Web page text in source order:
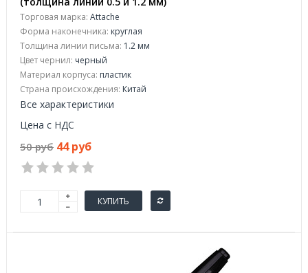
Торговая марка: Attache
Форма наконечника: круглая
Толщина линии письма: 1.2 мм
Цвет чернил: черный
Материал корпуса: пластик
Страна происхождения: Китай
Все характеристики
Цена с НДС
50 руб 44 руб
КУПИТЬ